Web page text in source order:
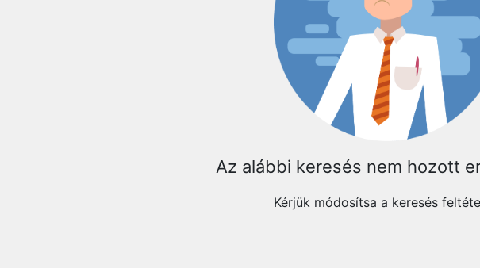
Az alábbi keresés nem hozott
Kérjük módosítsa a keresés